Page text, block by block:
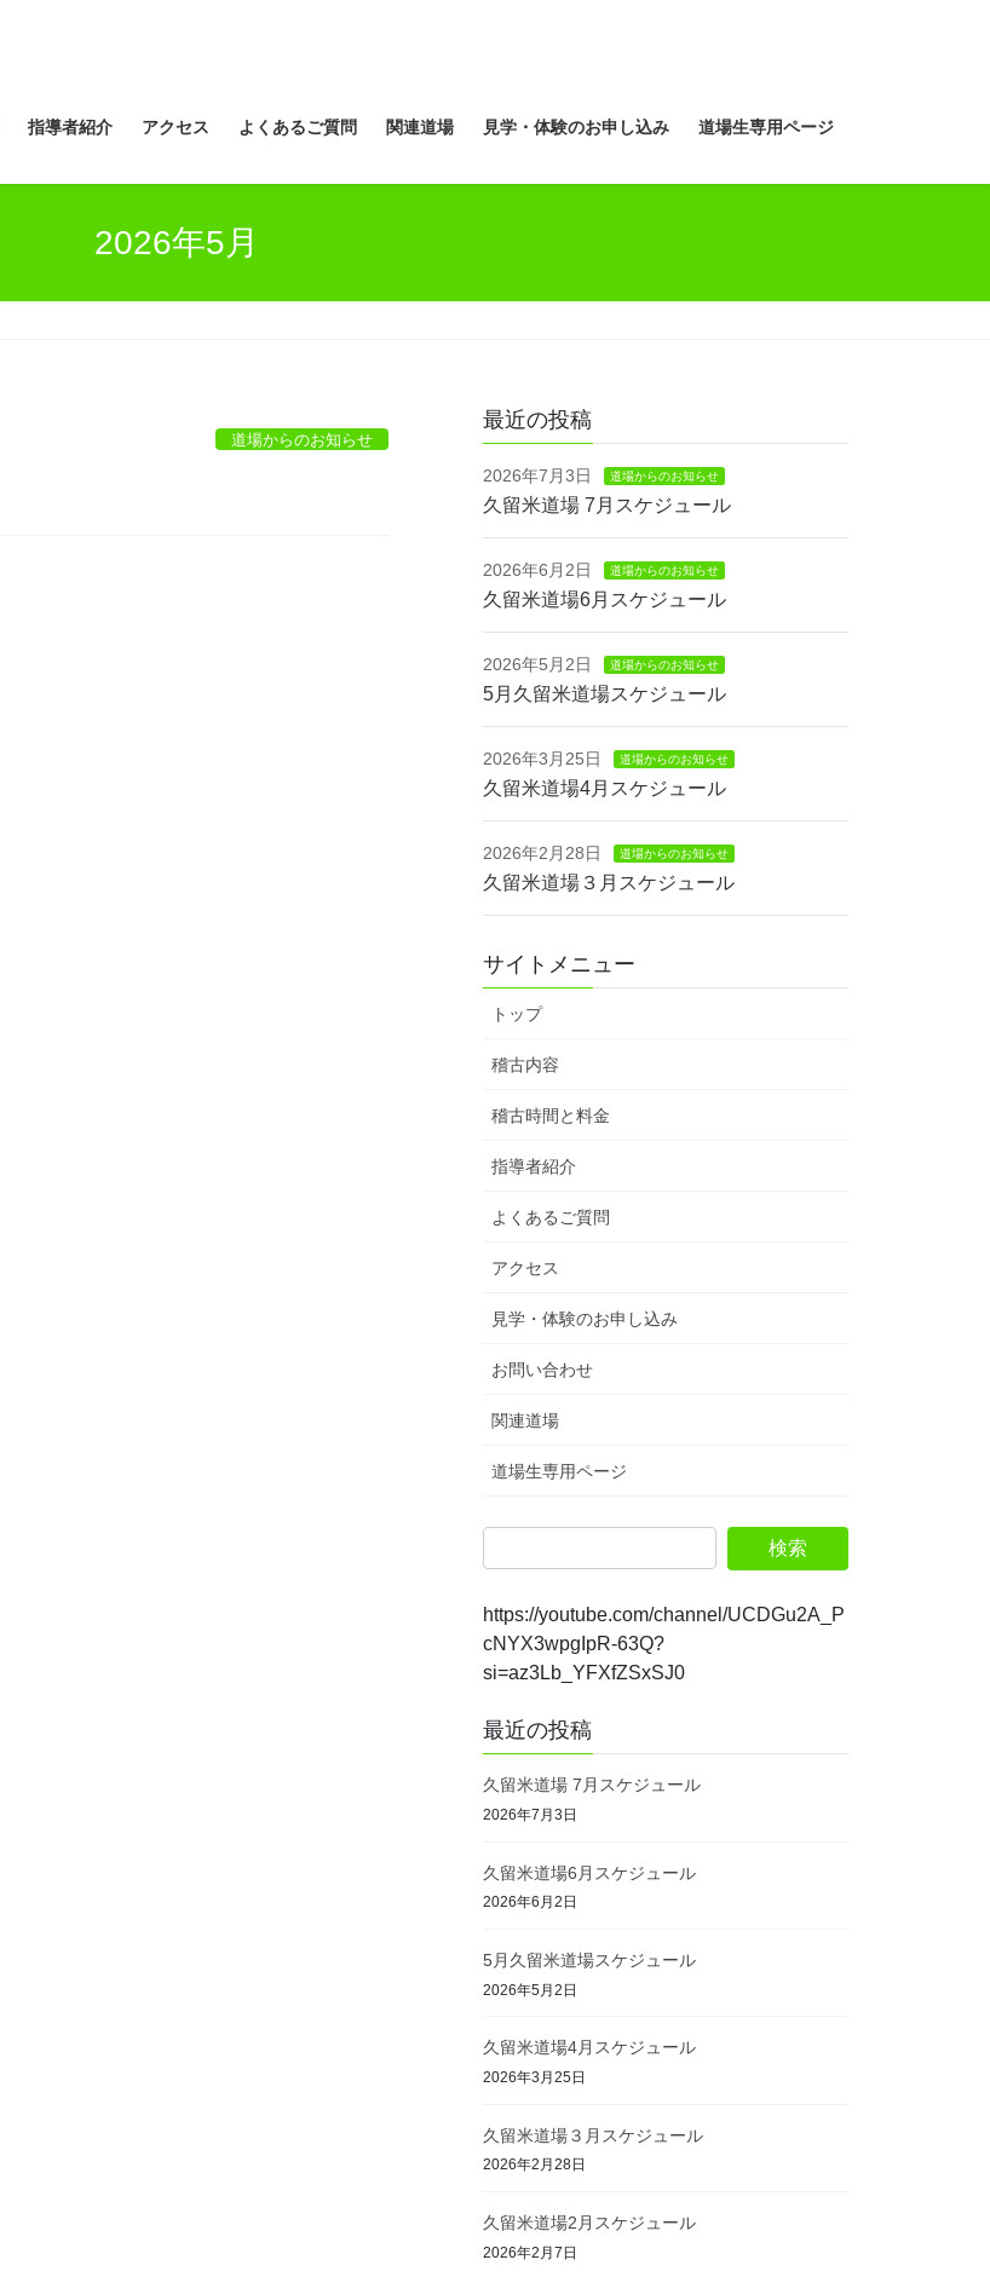
指導者紹介 アクセス よくあるご質問 関連道場 見学・体験のお申し込み 道場生専用ページ
2026年5月
道場からのお知らせ
最近の投稿
2026年7月3日 道場からのお知らせ
久留米道場 7月スケジュール
2026年6月2日 道場からのお知らせ
久留米道場6月スケジュール
2026年5月2日 道場からのお知らせ
5月久留米道場スケジュール
2026年3月25日 道場からのお知らせ
久留米道場4月スケジュール
2026年2月28日 道場からのお知らせ
久留米道場３月スケジュール
サイトメニュー
トップ
稽古内容
稽古時間と料金
指導者紹介
よくあるご質問
アクセス
見学・体験のお申し込み
お問い合わせ
関連道場
道場生専用ページ
https://youtube.com/channel/UCDGu2A_P
cNYX3wpgIpR-63Q?
si=az3Lb_YFXfZSxSJ0
最近の投稿
久留米道場 7月スケジュール
2026年7月3日
久留米道場6月スケジュール
2026年6月2日
5月久留米道場スケジュール
2026年5月2日
久留米道場4月スケジュール
2026年3月25日
久留米道場３月スケジュール
2026年2月28日
久留米道場2月スケジュール
2026年2月7日